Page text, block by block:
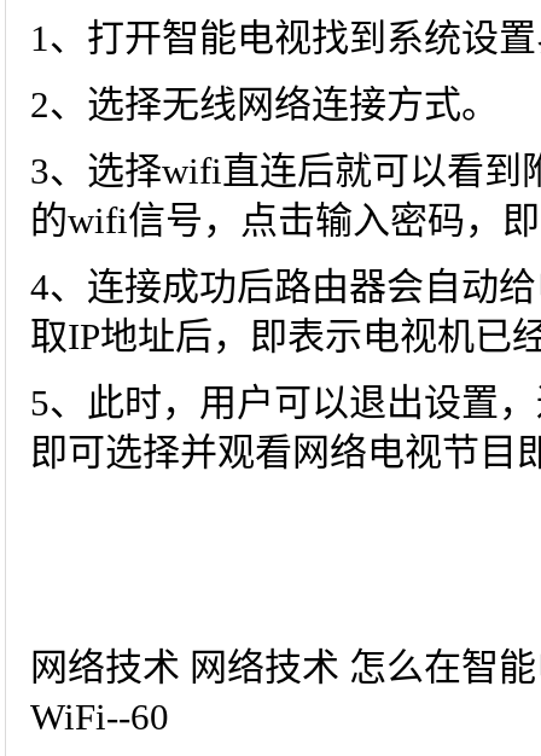
1、打开智能电视找到系统设
2、选择无线网络连接方式。
3、选择wifi直连后就可以看
的wifi信号，点击输入密码，
4、连接成功后路由器会自动
取IP地址后，即表示电视机已
5、此时，用户可以退出设置
即可选择并观看网络电视节目
网络技术 网络技术 怎么在智
WiFi--60